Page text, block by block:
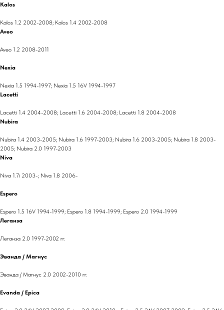
Kalos
Kalos 1.2 2002-2008; Kalos 1.4 2002-2008
Aveo
Aveo 1.2 2008-2011
Nexia
Nexia 1.5 1994-1997; Nexia 1.5 16V 1994-1997
Lacetti
Lacetti 1.4 2004-2008; Lacetti 1.6 2004-2008; Lacetti 1.8 2004-2008
Nubira
Nubira 1.4 2003-2005; Nubira 1.6 1997-2003; Nubira 1.6 2003-2005; Nubira 1.8 2003-
2005; Nubira 2.0 1997-2003
Niva
Niva 1.7i 2003-; Niva 1.8 2006-
Espero
Espero 1.5 16V 1994-1999; Espero 1.8 1994-1999; Espero 2.0 1994-1999
Леганза
Леганза 2.0 1997-2002 гг.
Эванда / Магнус
Эванда / Магнус 2.0 2002-2010 гг.
Evanda / Epica